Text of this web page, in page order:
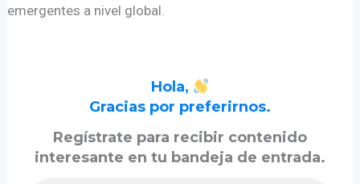
emergentes a nivel global.
Hola,
Gracias por preferirnos.
Regístrate para recibir contenido
interesante en tu bandeja de entrada.